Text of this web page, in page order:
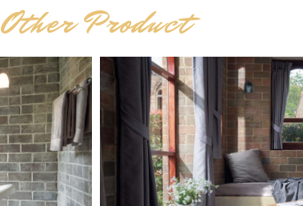
Other Product